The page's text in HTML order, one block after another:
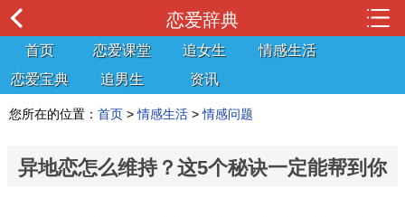
恋爱辞典
首页 恋爱课堂 追女生
情感生活
恋爱宝典
追男生 资讯
您所在的位置： 首页 >情感生活 >情感问题
异地恋怎么维持？这5个秘诀一定能帮到你